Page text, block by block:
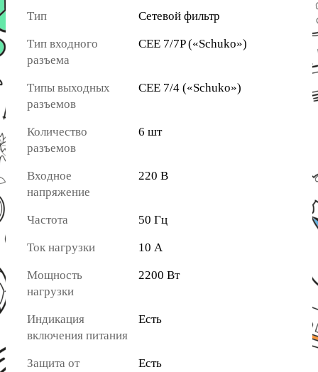
Тип Сетевой фильтр
Тип входного
разъема
CEE 7/7P («Schuko»)
Типы выходных
разъемов
CEE 7/4 («Schuko»)
Количество
разъемов
6 шт
Входное
напряжение
220 В
Частота 50 Гц
Ток нагрузки 10 А
Мощность
нагрузки
2200 Вт
Индикация
включения питания
Есть
Защита от
Есть